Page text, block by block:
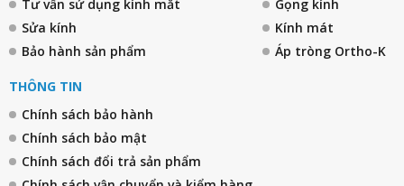
Tư vấn sử dụng kính mắt
Sửa kính
Bảo hành sản phẩm
Gọng kính
Kính mát
Áp tròng Ortho-K
THÔNG TIN
Chính sách bảo hành
Chính sách bảo mật
Chính sách đổi trả sản phẩm